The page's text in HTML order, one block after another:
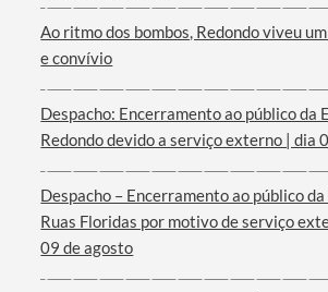
Categorias gerais
Filtros
Ao ritmo dos bombos, Redondo viveu
e convívio
Despacho: Encerramento ao público da
Redondo devido a serviço externo | dia
Despacho – Encerramento ao público
Ruas Floridas por motivo de serviço
09 de agosto